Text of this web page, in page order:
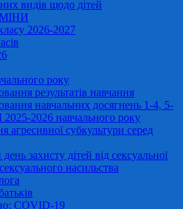
видів щодо дітей
2026-2027
року
результатів навчання
навчальних досягнень 1-4, 5-
2026 навчального року
субкультури серед
захисту дітей від сексуальної
насильства
COVID-19